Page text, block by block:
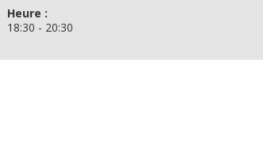
Heure :
18:30 - 20:30